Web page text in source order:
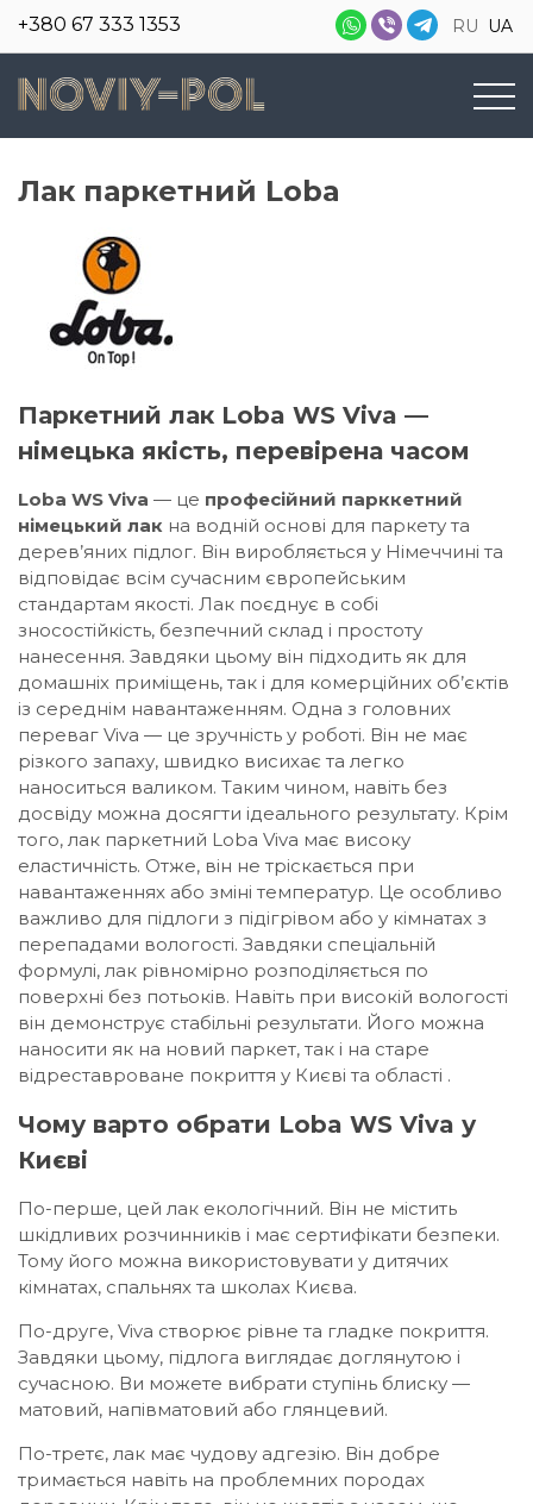
+380 67 333 1353 RU UA
Лак паркетний Loba
Паркетний лак Loba WS Viva —
німецька якість, перевірена часом
Loba WS Viva — це професійний парккетний
німецький лак на водній основі для паркету та
дерев’яних підлог. Він виробляється у Німеччині та
відповідає всім сучасним європейським
стандартам якості. Лак поєднує в собі
зносостійкість, безпечний склад і простоту
нанесення. Завдяки цьому він підходить як для
домашніх приміщень, так і для комерційних об’єктів
із середнім навантаженням. Одна з головних
переваг Viva — це зручність у роботі. Він не має
різкого запаху, швидко висихає та легко
наноситься валиком. Таким чином, навіть без
досвіду можна досягти ідеального результату. Крім
того, лак паркетний Loba Viva має високу
еластичність. Отже, він не тріскається при
навантаженнях або зміні температур. Це особливо
важливо для підлоги з підігрівом або у кімнатах з
перепадами вологості. Завдяки спеціальній
формулі, лак рівномірно розподіляється по
поверхні без потьоків. Навіть при високій вологості
він демонструє стабільні результати. Його можна
наносити як на новий паркет, так і на старе
відреставроване покриття у Києві та області .
Чому варто обрати Loba WS Viva у
Києві
По-перше, цей лак екологічний. Він не містить
шкідливих розчинників і має сертифікати безпеки.
Тому його можна використовувати у дитячих
кімнатах, спальнях та школах Києва.
По-друге, Viva створює рівне та гладке покриття.
Завдяки цьому, підлога виглядає доглянутою і
сучасною. Ви можете вибрати ступінь блиску —
матовий, напівматовий або глянцевий.
По-третє, лак має чудову адгезію. Він добре
тримається навіть на проблемних породах